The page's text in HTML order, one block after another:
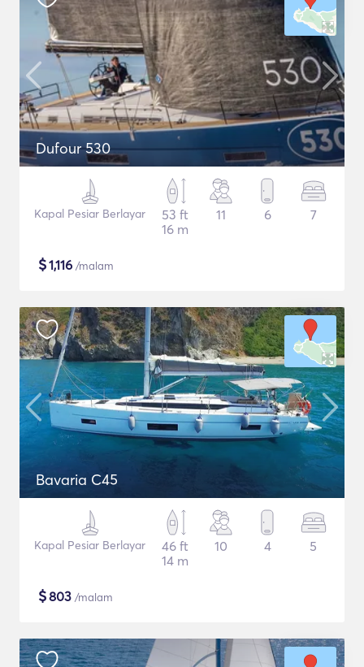
Dufour 530
Kapal Pesiar Berlayar
53 ft
16 m
11 6 7
$1,116 /malam
Bavaria C45
Kapal Pesiar Berlayar
46 ft
14 m
10 4 5
$803 /malam